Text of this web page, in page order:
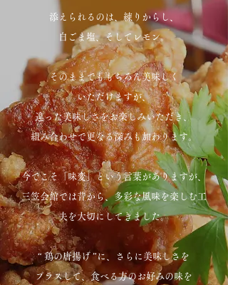
添えられるのは、練りからし、
白ごま塩、そしてレモン。
そのままでももちろん美味しく
いただけますが、
​違った美味しさをお楽しみいただき 、
組み合わせで更なる深みも加わります。
今でこそ「味変」という言葉がありますが、
三笠会館では昔から、多彩な風味を楽しむ工
夫を大切にしてきました。
“ 鶏の唐揚げ ”に、さらに美味しさを
プラスして、食べる方のお好みの味を